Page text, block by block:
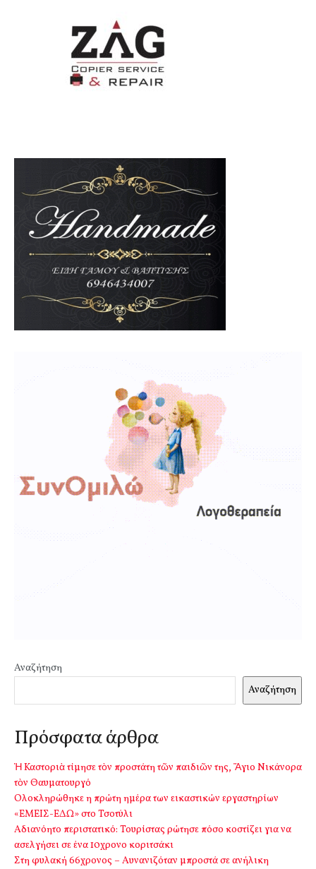
Αναζήτηση
Αναζήτηση
Πρόσφατα άρθρα
Ἡ Καστοριὰ τίμησε τὸν προστάτη τῶν παιδιῶν της, Ἅγιο Νικάνορα
τὸν Θαυματουργό
Ολοκληρώθηκε η πρώτη ημέρα των εικαστικών εργαστηρίων
«ΕΜΕΙΣ-ΕΔΩ» στο Τσοτύλι
Αδιανόητο περιστατικό: Τουρίστας ρώτησε πόσο κοστίζει για να
ασελγήσει σε ένα 10χρονο κοριτσάκι
Στη φυλακή 66χρονος – Αυνανιζόταν μπροστά σε ανήλικη